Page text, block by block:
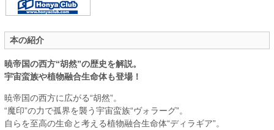
本の紹介
暁帝国の西方“胡然”の歴史を解説。
宇宙蛮族や植物融合生命体も登場！
暁帝国の西方に広がる“胡然”。
“魔印”の力で孤界を襲う宇宙蛮族“ヴォラーグ”。
自らを至高の生命と考える植物融合生命体“ディラギア”。